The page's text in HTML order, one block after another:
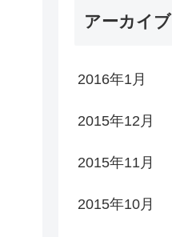
アーカイブ
2016年1月
2015年12月
2015年11月
2015年10月